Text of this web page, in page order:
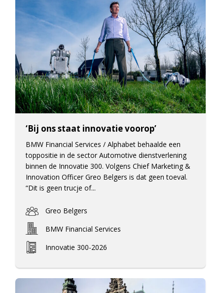
‘Bij ons staat innovatie voorop’
BMW Financial Services / Alphabet behaalde een
toppositie in de sector Automotive dienstverlening
binnen de Innovatie 300. Volgens Chief Marketing &
Innovation Officer Greo Belgers is dat geen toeval.
“Dit is geen trucje of...
Greo Belgers
BMW Financial Services
Innovatie 300-2026